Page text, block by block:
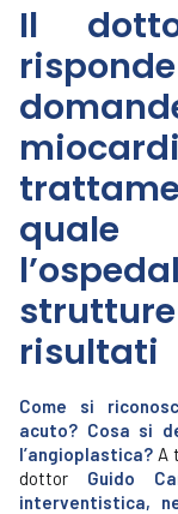
Il
quale
risultati
Come si
acuto? Cosa si
l’angioplastica? A
dottor Guido
interventistica,